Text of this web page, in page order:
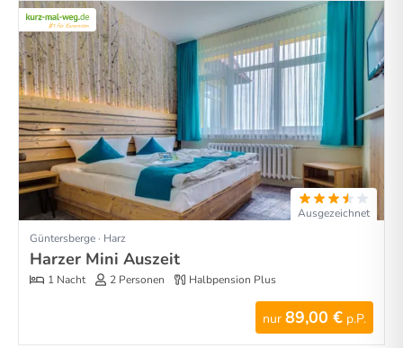
Ausgezeichnet
Güntersberge · Harz
Harzer Mini Auszeit
1 Nacht 2 Personen Halbpension Plus
nur 89,00 € p.P.